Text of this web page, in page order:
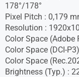
178°/178°
Pixel Pitch : 0,179
Resolution :
Color Space (Adobe
Color Space (DCI-
Color Space
Brightness (Typ.) :